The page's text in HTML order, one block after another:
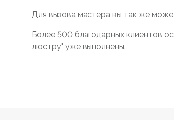
Для вызова мастера вы так же
Более 500 благодарных клиентов
люстру" уже выполнены.